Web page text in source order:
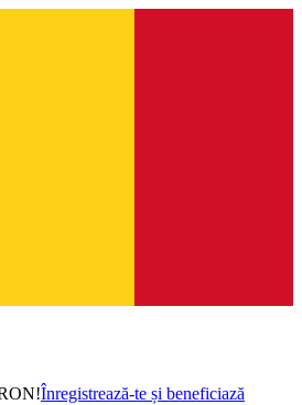
Înregistrează-te și beneficiază